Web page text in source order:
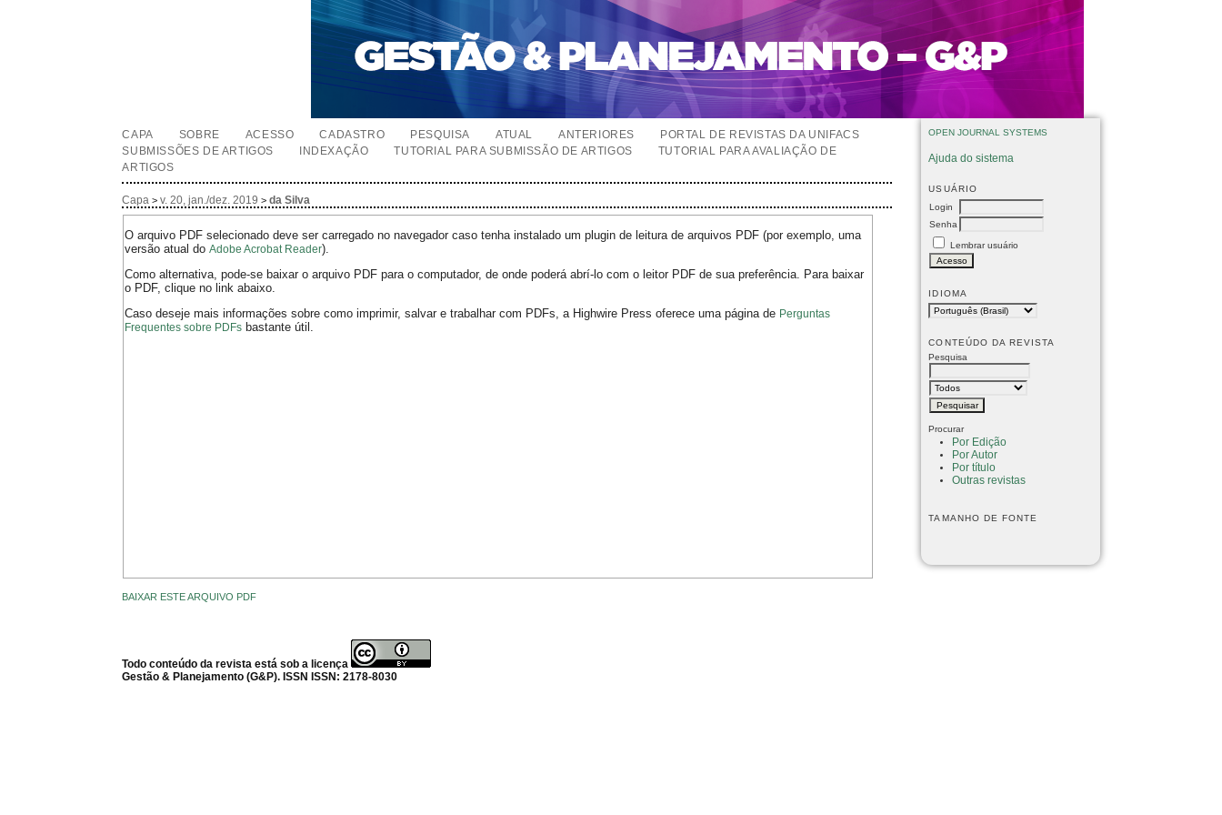
OPEN JOURNAL SYSTEMS
Ajuda do sistema
USUÁRIO
Login
Senha
Lembrar usuário
IDIOMA
CONTEÚDO DA REVISTA
Pesquisa
Procurar
Por Edição
Por Autor
Por título
Outras revistas
TAMANHO DE FONTE
CAPA SOBRE ACESSO CADASTRO PESQUISA ATUAL ANTERIORES
PORTAL DE REVISTAS DA UNIFACS
SUBMISSÕES DE ARTIGOS
INDEXAÇÃO TUTORIAL PARA SUBMISSÃO DE ARTIGOS
TUTORIAL PARA AVALIAÇÃO DE
ARTIGOS
Capa >v. 20, jan./dez. 2019 >da Silva
O arquivo PDF selecionado deve ser carregado no navegador caso tenha instalado um plugin de leitura de arquivos PDF (por exemplo, uma
versão atual doAdobe Acrobat Reader).
Como alternativa, pode-se baixar o arquivo PDF para o computador, de onde poderá abrí-lo com o leitor PDF de sua preferência. Para baixar
o PDF, clique no link abaixo.
Caso deseje mais informações sobre como imprimir, salvar e trabalhar com PDFs, a Highwire Press oferece uma página de Perguntas
Frequentes sobre PDFs bastante útil.
BAIXAR ESTE ARQUIVO PDF
Todo conteúdo da revista está sob a licença
Gestão & Planejamento (G&P). ISSN ISSN: 2178-8030